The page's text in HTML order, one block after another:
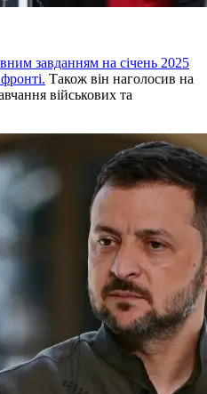
завданням на січень 2025
фронті. Також він наголосив на
військових та